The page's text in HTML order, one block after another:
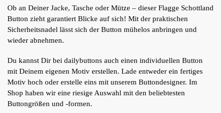
Ob an Deiner Jacke, Tasche oder Mütze – dieser Flagge Schottland
Button zieht garantiert Blicke auf sich! Mit der praktischen
Sicherheitsnadel lässt sich der Button mühelos anbringen und
wieder abnehmen.
Du kannst Dir bei dailybuttons auch einen individuellen Button
mit Deinem eigenen Motiv erstellen. Lade entweder ein fertiges
Motiv hoch oder erstelle eins mit unserem Buttondesigner. Im
Shop haben wir eine riesige Auswahl mit den beliebtesten
Buttongrößen und -formen.